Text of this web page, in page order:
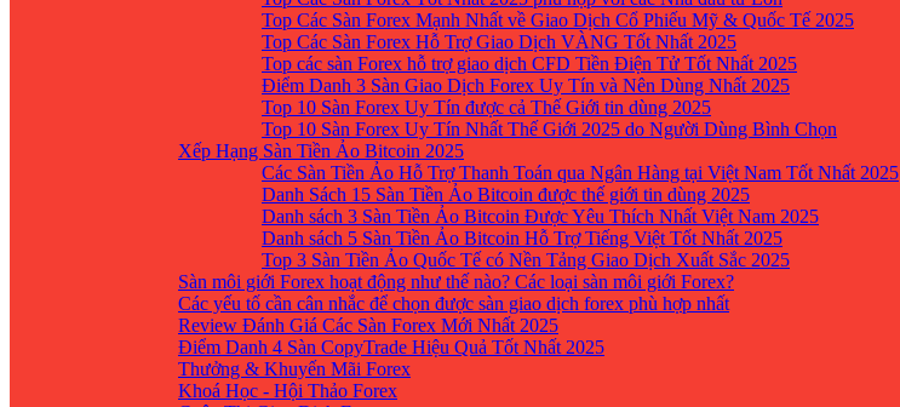
Top Các Sàn Forex Mạnh Nhất về Giao Dịch Cổ Phiếu Mỹ & Quốc Tế 2025
Top Các Sàn Forex Hỗ Trợ Giao Dịch VÀNG Tốt Nhất 2025
Top các sàn Forex hỗ trợ giao dịch CFD Tiền Điện Tử Tốt Nhất 2025
Điểm Danh 3 Sàn Giao Dịch Forex Uy Tín và Nên Dùng Nhất 2025
Top 10 Sàn Forex Uy Tín được cả Thế Giới tin dùng 2025
Top 10 Sàn Forex Uy Tín Nhất Thế Giới 2025 do Người Dùng Bình Chọn
Xếp Hạng Sàn Tiền Ảo Bitcoin 2025
Các Sàn Tiền Ảo Hỗ Trợ Thanh Toán qua Ngân Hàng tại Việt Nam Tốt Nhất 2025
Danh Sách 15 Sàn Tiền Ảo Bitcoin được thế giới tin dùng 2025
Danh sách 3 Sàn Tiền Ảo Bitcoin Được Yêu Thích Nhất Việt Nam 2025
Danh sách 5 Sàn Tiền Ảo Bitcoin Hỗ Trợ Tiếng Việt Tốt Nhất 2025
Top 3 Sàn Tiền Ảo Quốc Tế có Nền Tảng Giao Dịch Xuất Sắc 2025
Sàn môi giới Forex hoạt động như thế nào? Các loại sàn môi giới Forex?
Các yếu tố cần cân nhắc để chọn được sàn giao dịch forex phù hợp nhất
Review Đánh Giá Các Sàn Forex Mới Nhất 2025
Điểm Danh 4 Sàn CopyTrade Hiệu Quả Tốt Nhất 2025
Thưởng & Khuyến Mãi Forex
Khoá Học - Hội Thảo Forex